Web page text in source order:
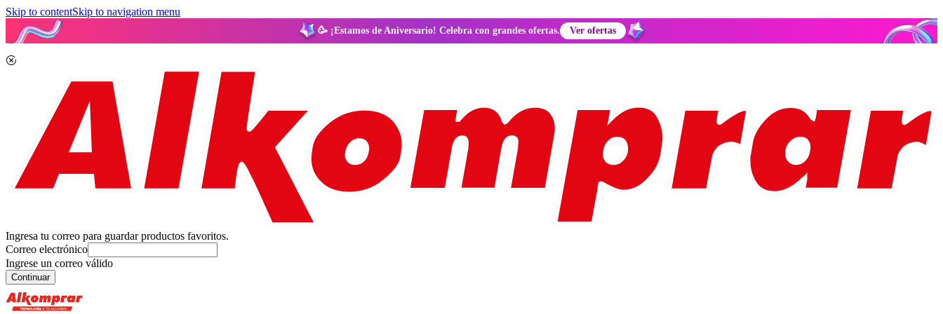
Skip to contentSkip to navigation menu
🥳 ¡Estamos de Aniversario! Celebra con grandes ofertas. Ver ofertas
Ingresa tu correo para guardar productos favoritos.
Correo electrónico
Ingrese un correo válido
Continuar